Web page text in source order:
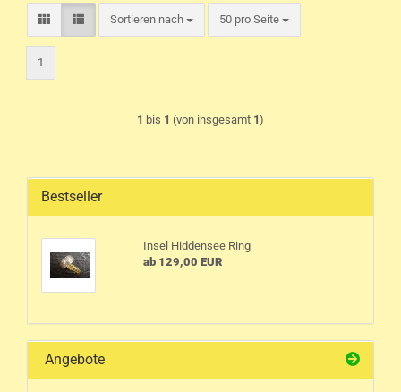
Sortieren nach 50 pro Seite
pro Seite
1
1 bis 1 (von insgesamt 1)
Bestseller
Insel Hiddensee Ring
ab 129,00 EUR
Angebote